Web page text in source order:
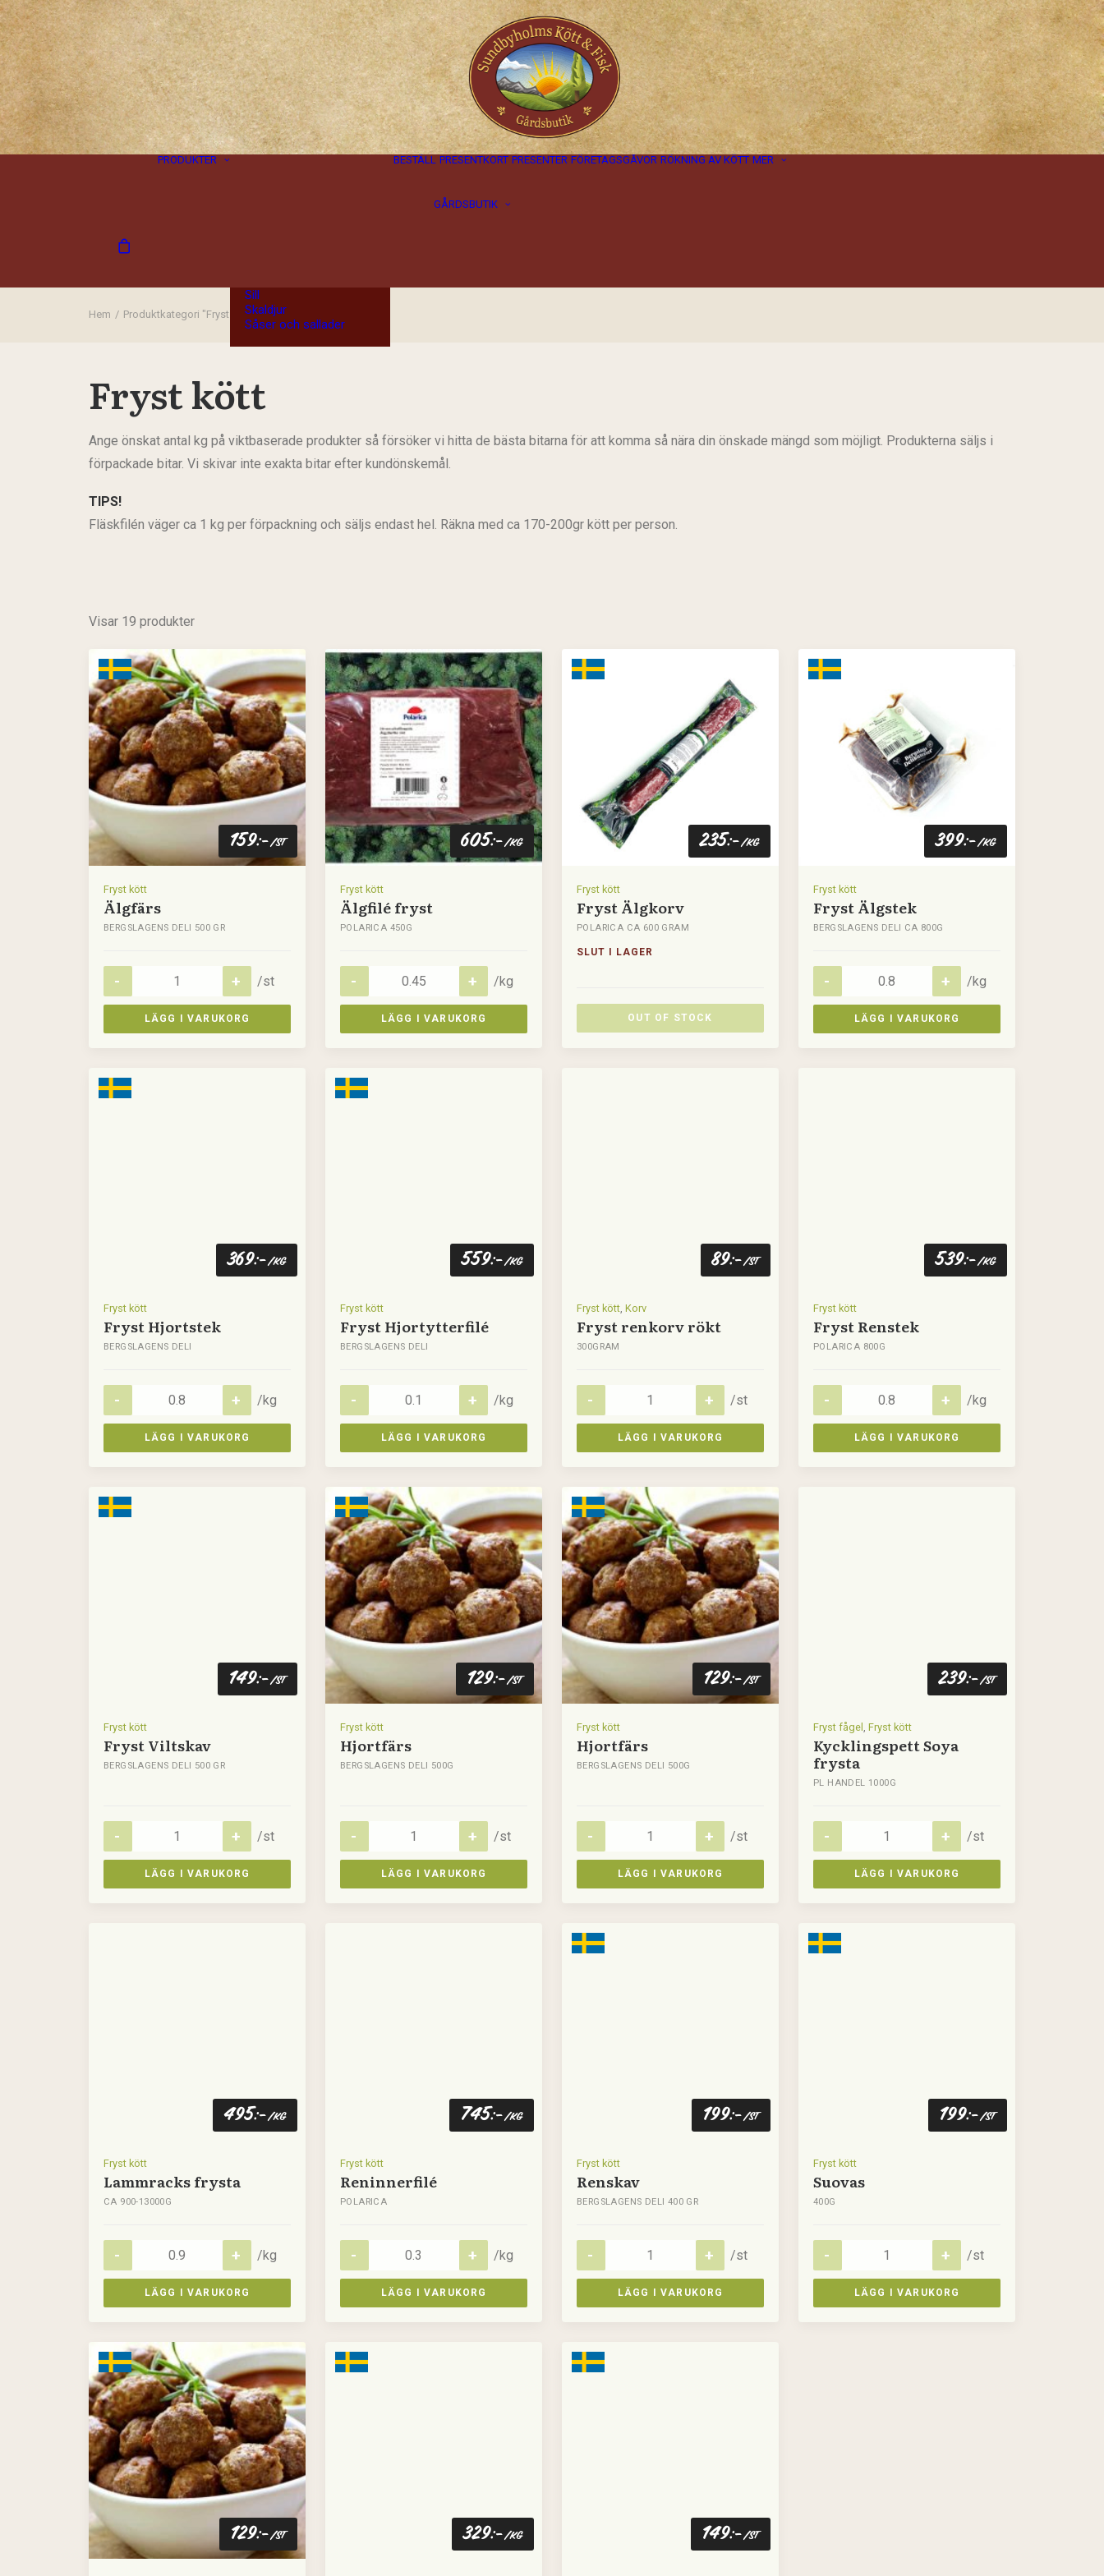
PRODUKTER
Alla produkter
Choklad
Diverse
Fisk
Fryst fisk
Fryst fågel
Fryst kött
Färskt kött
Jul
Sill
Skaldjur
Såser och sallader
BESTÄLL PRESENTKORT PRESENTER FÖRETAGSGÅVOR RÖKNING AV KÖTT MER
GÅRDSBUTIK
Hem Produktkategori "Fryst kött"
Fryst kött
Ange önskat antal kg på viktbaserade produkter så försöker vi hitta de bästa bitarna för att komma så nära din önskade mängd som möjligt. Produkterna säljs i
förpackade bitar. Vi skivar inte exakta bitar efter kundönskemål.
TIPS!
Fläskfilén väger ca 1 kg per förpackning och säljs endast hel. Räkna med ca 170-200gr kött per person.
Visar 19 produkter
159:-/st
Fryst kött
Älgfärs
BERGSLAGENS DELI 500 GR
/st
LÄGG I VARUKORG
605:-/kg
Fryst kött
Älgfilé fryst
POLARICA 450G
/kg
LÄGG I VARUKORG
235:-/kg
Fryst kött
Fryst Älgkorv
POLARICA CA 600 GRAM
SLUT I LAGER
OUT OF STOCK
399:-/kg
Fryst kött
Fryst Älgstek
BERGSLAGENS DELI CA 800G
/kg
LÄGG I VARUKORG
369:-/kg
Fryst kött
Fryst Hjortstek
BERGSLAGENS DELI
/kg
LÄGG I VARUKORG
559:-/kg
Fryst kött
Fryst Hjortytterfilé
BERGSLAGENS DELI
/kg
LÄGG I VARUKORG
89:-/st
Fryst kött, Korv
Fryst renkorv rökt
300GRAM
/st
LÄGG I VARUKORG
539:-/kg
Fryst kött
Fryst Renstek
POLARICA 800G
/kg
LÄGG I VARUKORG
149:-/st
Fryst kött
Fryst Viltskav
BERGSLAGENS DELI 500 GR
/st
LÄGG I VARUKORG
129:-/st
Fryst kött
Hjortfärs
BERGSLAGENS DELI 500G
/st
LÄGG I VARUKORG
129:-/st
Fryst kött
Hjortfärs
BERGSLAGENS DELI 500G
/st
LÄGG I VARUKORG
239:-/st
Fryst fågel , Fryst kött
Kycklingspett Soya
frysta
PL HANDEL 1000G
/st
LÄGG I VARUKORG
495:-/kg
Fryst kött
Lammracks frysta
CA 900-13000G
/kg
LÄGG I VARUKORG
745:-/kg
Fryst kött
Reninnerfilé
POLARICA
/kg
LÄGG I VARUKORG
199:-/st
Fryst kött
Renskav
BERGSLAGENS DELI 400 GR
/st
LÄGG I VARUKORG
199:-/st
Fryst kött
Suovas
400G
/st
LÄGG I VARUKORG
129:-/st 329:-/kg 149:-/st